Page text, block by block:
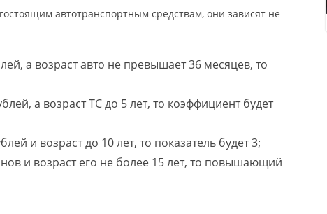
автотранспортным средствам, они зависят не
а возраст авто не превышает 36 месяцев, то
а возраст ТС до 5 лет, то коэффициент будет
и возраст до 10 лет, то показатель будет 3;
и возраст его не более 15 лет, то повышающий